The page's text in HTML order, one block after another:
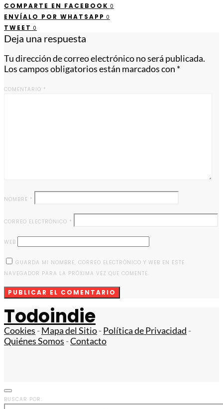
COMPARTE EN FACEBOOK 0
ENVÍALO POR WHATSAPP 0
TWEET 0
Deja una respuesta
Tu dirección de correo electrónico no será publicada.
Los campos obligatorios están marcados con *
COMENTARIO *
NOMBRE *
CORREO ELECTRÓNICO *
WEB
GUARDA MI NOMBRE, CORREO ELECTRÓNICO Y WEB EN ESTE
NAVEGADOR PARA LA PRÓXIMA VEZ QUE COMENTE.
Todoindie
Cookies -Mapa del Sitio-Política de Privacidad -
Quiénes Somos -Contacto
BUSCAR POR: